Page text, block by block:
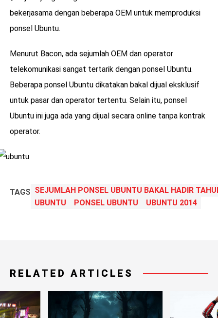
bekerjasama dengan beberapa OEM untuk memproduksi
ponsel Ubuntu.
Menurut Bacon, ada sejumlah OEM dan operator
telekomunikasi sangat tertarik dengan ponsel Ubuntu.
Beberapa ponsel Ubuntu dikatakan bakal dijual eksklusif
untuk pasar dan operator tertentu. Selain itu, ponsel
Ubuntu ini juga ada yang dijual secara online tanpa kontrak
operator.
TAGS SEJUMLAH PONSEL UBUNTU BAKAL HADIR
UBUNTU
PONSEL UBUNTU UBUNTU 2014
RELATED ARTICLES